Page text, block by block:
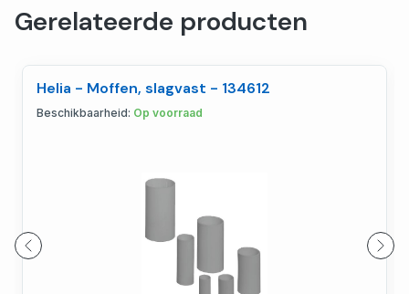
Gerelateerde producten
Helia - Moffen, slagvast - 134612
Beschikbaarheid: Op voorraad